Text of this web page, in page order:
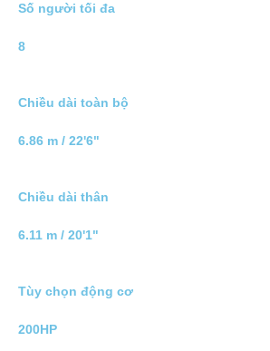
Số người tối đa
8
Chiều dài toàn bộ
6.86 m / 22'6"
Chiều dài thân
6.11 m / 20'1"
Tùy chọn động cơ
200HP